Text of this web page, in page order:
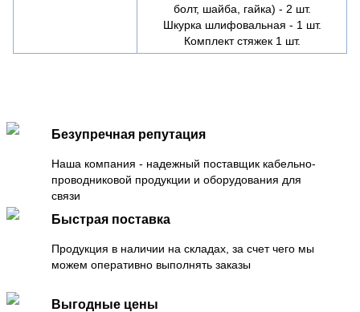
болт, шайба, гайка) - 2 шт.
Шкурка шлифовальная - 1 шт.
Комплект стяжек 1 шт.
Безупречная репутация
Наша компания - надежный поставщик кабельно-
проводниковой продукции и оборудования для
связи
Быстрая поставка
Продукция в наличии на складах, за счет чего мы
можем оперативно выполнять заказы
Выгодные цены